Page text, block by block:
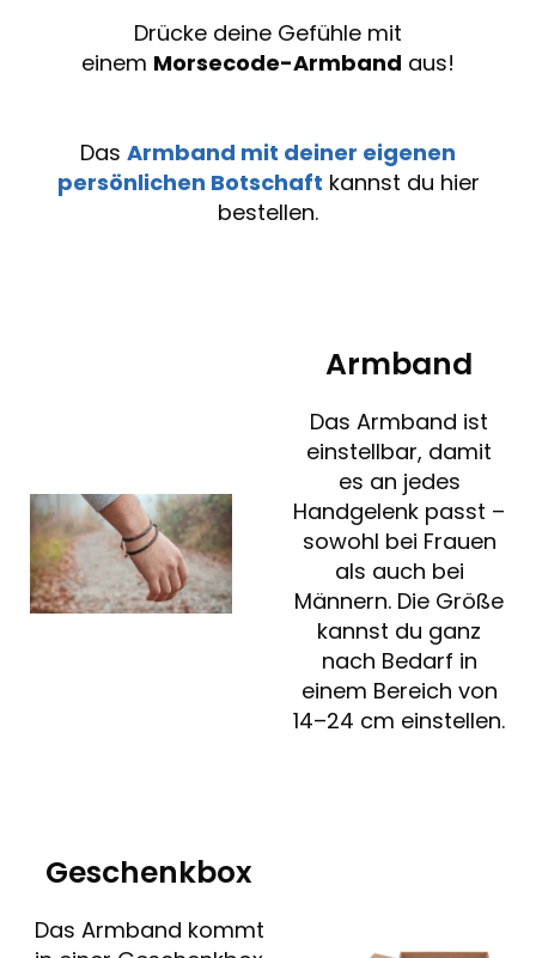
Drücke deine Gefühle mit
einem Morsecode-Armband aus!
Das Armband mit deiner eigenen
persönlichen Botschaft kannst du hier
bestellen.
Armband
Das Armband ist
einstellbar, damit
es an jedes
Handgelenk passt –
sowohl bei Frauen
als auch bei
Männern. Die Größe
kannst du ganz
nach Bedarf in
einem Bereich von
14–24 cm einstellen.
Geschenkbox
Das Armband kommt